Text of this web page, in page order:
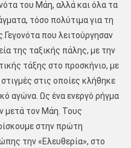
του Μάη, αλλά και όλα τα
τόσο πολύτιμα για τη
που λειτούργησαν
της ταξικής πάλης, με την
τάξης στο προσκήνιο, με
στις οποίες κλήθηκε
αγώνα. Ως ένα ενεργό ρήγμα
μετά τον Μάη. Τους
στην πρώτη
την «Ελευθερία», στο